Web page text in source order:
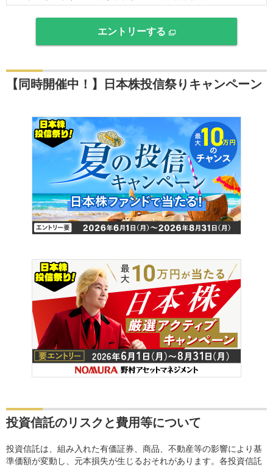
エントリーする
【同時開催中！】日本株投信祭りキャンペーン
投資信託のリスクと費用等について
投資信託は、組み入れた有価証券、商品、不動産等の影響により基
準価額が変動し、元本損失が生じるおそれがあります。各投資信託